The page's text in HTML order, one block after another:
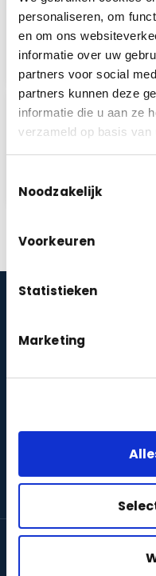
personaliseren, om
en om ons
informatie over uw
partners voor social
partners kunnen deze
informatie die u aan ze
verzameld op basis van
Noodzakelijk
Voorkeuren
Statistieken
Marketing
passie
Lees meer
4
Pas als u
Wij zullen
Weten wat
kost?
Een compleet pakket
Bekijk
GRATIS